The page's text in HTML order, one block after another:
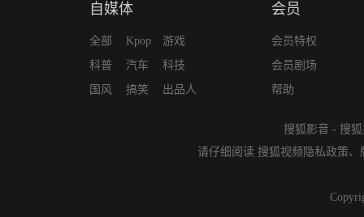
自媒体
全部
科普
国风
Kpop
汽车
搞笑
游戏
科技
出品人
会员
会员特权
会员剧场
帮助
搜狐影音 - 搜
请仔细阅读 搜狐视频隐私政策、